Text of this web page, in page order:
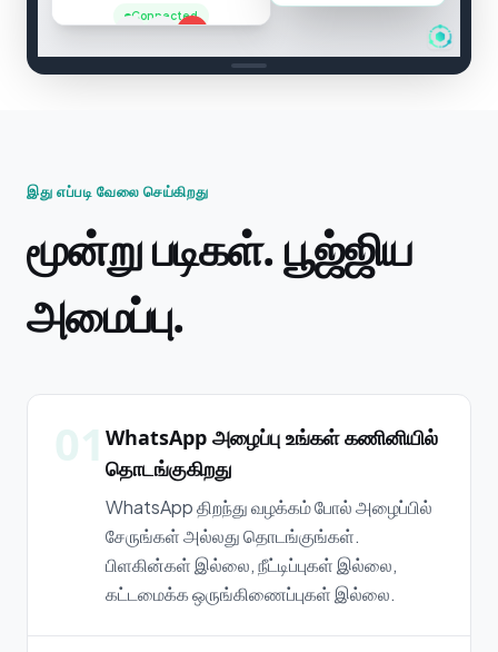
Connected
2 speakers 00:04
இது எப்படி வேலை செய்கிறது
மூன்று படிகள். பூஜ்ஜிய
அமைப்பு.
01 WhatsApp அழைப்பு உங்கள் கணினியில்
தொடங்குகிறது
WhatsApp திறந்து வழக்கம் போல் அழைப்பில்
சேருங்கள் அல்லது தொடங்குங்கள்.
பிளகின்கள் இல்லை, நீட்டிப்புகள் இல்லை,
கட்டமைக்க ஒருங்கிணைப்புகள் இல்லை.